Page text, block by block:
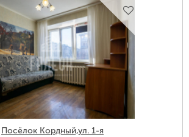
Посёлок Кордный,ул. 1-я